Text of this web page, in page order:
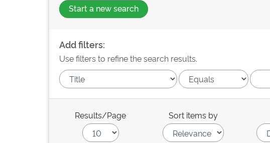
Start a new search
Add filters:
Use filters to refine the search results.
Results/Page Sort items by